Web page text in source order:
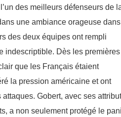
des meilleurs défenseurs de
une ambiance orageuse dans
des deux équipes ont rempli
indescriptible. Dès les premières
que les Français étaient
la pression américaine et ont
Gobert, avec ses
a non seulement protégé le